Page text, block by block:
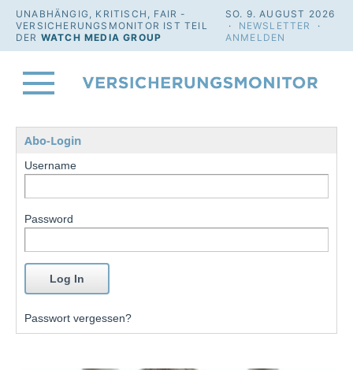
UNABHÄNGIG, KRITISCH, FAIR -
VERSICHERUNGSMONITOR IST TEIL
DER WATCH MEDIA GROUP
SO. 9. AUGUST 2026
· NEWSLETTER
·
ANMELDEN
Abo-Login
Username
Password
Passwort vergessen?